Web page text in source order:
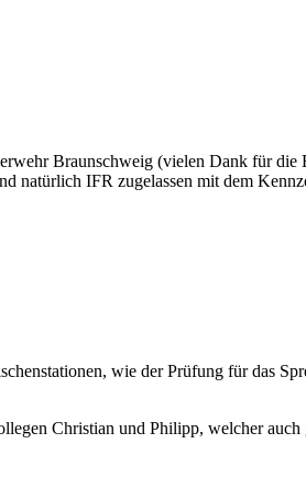
Braunschweig (vielen Dank für
natürlich IFR zugelassen mit dem
wie der Prüfung für das
Christian und Philipp, welcher